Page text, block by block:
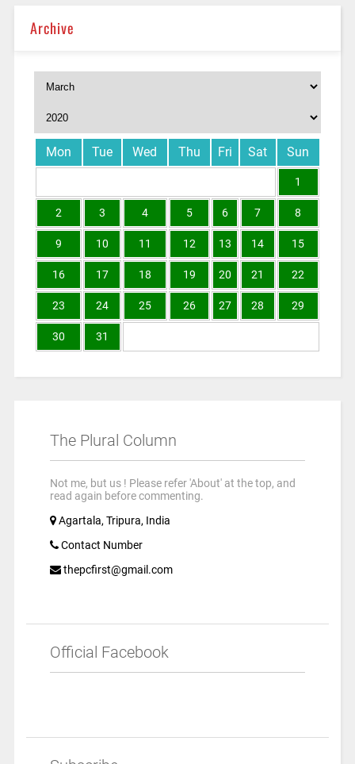
Archive
Mon Tue Wed Thu Fri Sat Sun
1
2 3 4 5 6 7 8
9 10 11 12 13 14 15
16 17 18 19 20 21 22
23 24 25 26 27 28 29
30 31
The Plural Column
Not me, but us ! Please refer 'About' at the top, and
read again before commenting.
Agartala, Tripura, India
Contact Number
thepcfirst@gmail.com
Official Facebook